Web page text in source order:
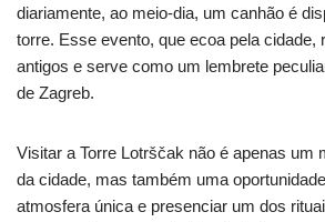
diariamente, ao meio-dia, um canhão é
torre. Esse evento, que ecoa pela cidade,
antigos e serve como um lembrete
de Zagreb.
Visitar a Torre Lotrščak não é apenas um
da cidade, mas também uma
atmosfera única e presenciar um dos